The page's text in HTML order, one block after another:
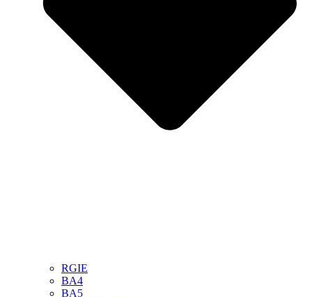
RGIE
BA4
BA5